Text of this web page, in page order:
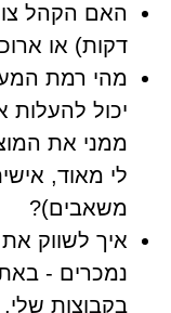
דקות) או
מהי רמת
יכול
ממני את
לי מאוד,
משאבים)?
איך לשווק
נמכרים -
בקבוצות